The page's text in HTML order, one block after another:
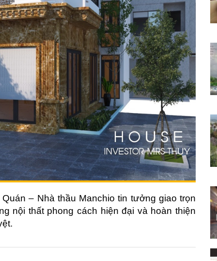
– Nhà thầu Manchio tin tưởng giao trọn
nội thất phong cách hiện đại và hoàn thiện